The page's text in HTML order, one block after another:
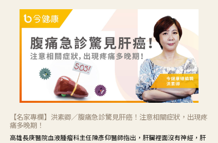
【名家專欄】洪素卿／腹痛急診驚見肝癌！注意相關症狀，出現疼
痛多晚期！
高雄長庚醫院血液腫瘤科主任陳彥仰醫師指出，肝臟裡面沒有神經，肝